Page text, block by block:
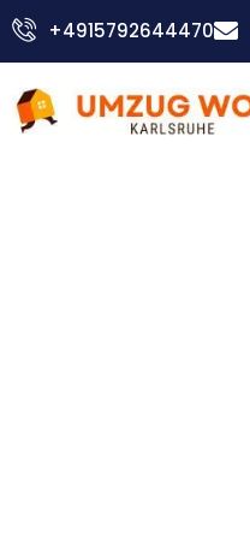
Zum
Inhalt
+4915792644470